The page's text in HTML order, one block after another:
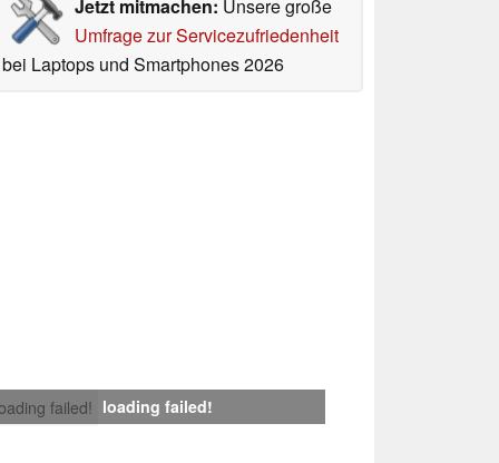
Jetzt mitmachen: Unsere große
Umfrage zur Servicezufriedenheit
bei Laptops und Smartphones 2026
failed! loading failed!